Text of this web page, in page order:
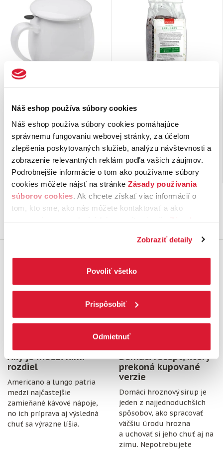
Náš eshop používa súbory cookies
Náš eshop používa súbory cookies pomáhajúce
správnemu fungovaniu webovej stránky, za účelom
zlepšenia poskytovaných služieb, analýzu návštevnosti a
zobrazenie relevantných reklám podľa vašich záujmov.
Podrobnejšie informácie o tom ako používame súbory
cookies môžete nájsť na stránke Zásady používania
súborov cookies. Ak chcete získať viac informácií o
tom, kto sme, ako nás môžete kontaktovať a ako
spracovávame osobné údaje, pozrite si našeZásady
„Povoliť všetko“ vyjadríte svoj súhlas s používaním
všetkých súborov cookies. Ak chcete niektoré
zamietnuť, upravte preferencie kliknutím na tlačítko
Zobraziť detaily
Povoliť všetko
Prispôsobiť
Odmietnuť
a vrchnákom biely
Porcelánový hrnček s objemom
0,35 l so sitkom a vrchnákom.
11,45€
Nie je možné objednať
grey 100 g
Earl grey je čajová zmes s
charakteristickou príchuťou a
arómou, ktorá pochádza z
olejových extraktov …
4,90€
42 ks na sklade
Najnovšie z blogu
Americano vs. lungo:
Aký je medzi nimi
rozdiel
Americano a lungo patria
medzi najčastejšie
zamieňané kávové nápoje,
no ich príprava aj výsledná
chuť sa výrazne líšia.
Domáci recept, ktorý
prekoná kupované
verzie
Domáci hroznový sirup je
jeden z najjednoduchších
spôsobov, ako spracovať
väčšiu úrodu hrozna
a uchovať si jeho chuť aj na
zimu. Nepotrebujete